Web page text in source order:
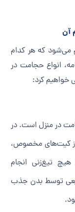
آن
می‌شود که هر کدام
انواع حجامت در
خواهیم کرد:
در منزل است. در
کیت‌های مخصوص،
تیغ‌زنی انجام
توسط بدن جذب